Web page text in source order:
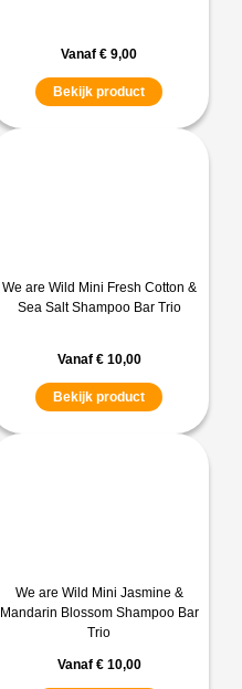
Vanaf € 9,00
Bekijk product
We are Wild Mini Fresh Cotton &
Sea Salt Shampoo Bar Trio
Vanaf €10,00
Bekijk product
We are Wild Mini Jasmine &
Mandarin Blossom Shampoo Bar
Trio
Vanaf €10,00